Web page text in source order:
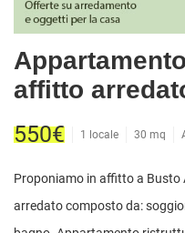
RUSTICI E
CASALI
EDIFICABILI
INDUSTRIALI
IMMOBILI IN
BILOCALI
LOCALI
affitto
550€ 1 locale 30 mq
Proponiamo in affitto a
arredato composto da: